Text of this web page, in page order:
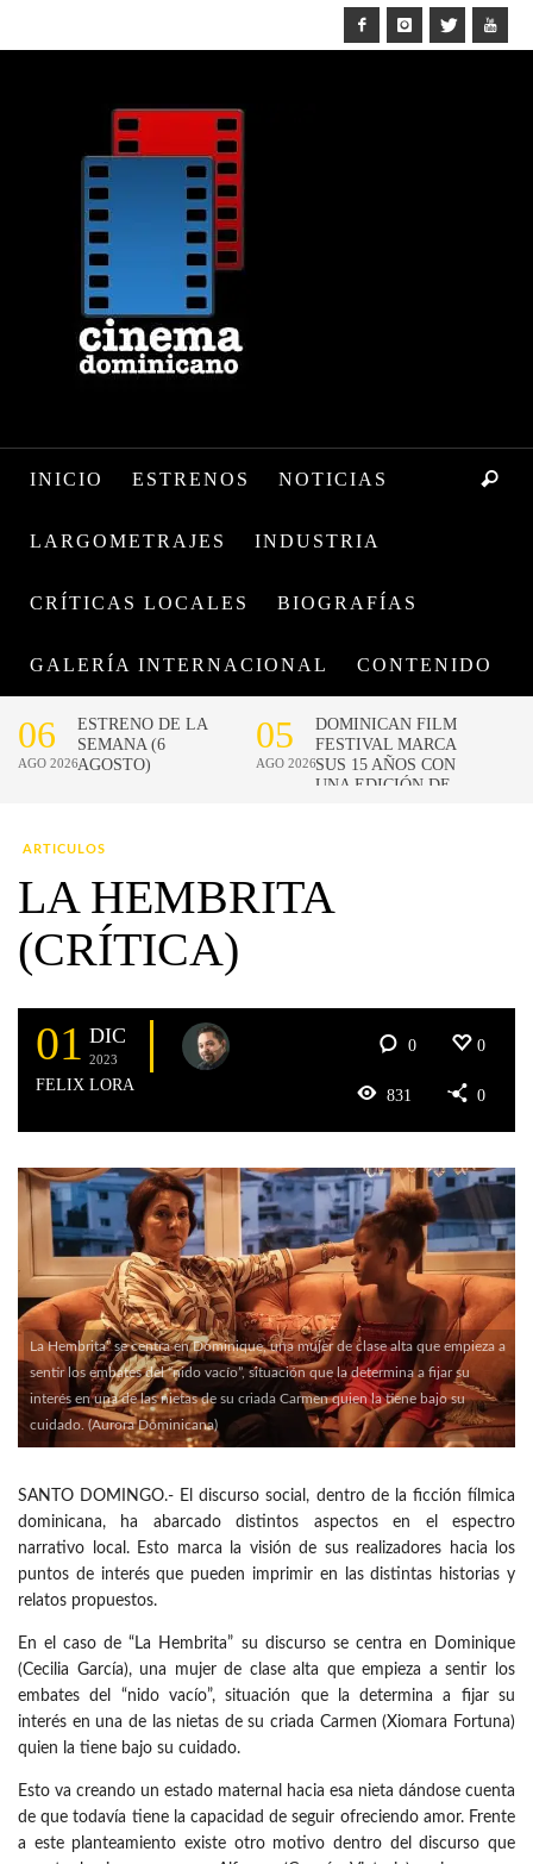
INICIO ESTRENOS NOTICIAS
LARGOMETRAJES INDUSTRIA
CRÍTICAS LOCALES BIOGRAFÍAS
GALERÍA INTERNACIONAL CONTENIDO
ARTICULOS
LA HEMBRITA
(CRÍTICA)
01 DIC
2023
FELIX LORA
0 0
831 0
La Hembrita” se centra en Dominique, una mujer de clase alta que empieza a
sentir los embates del “nido vacío”, situación que la determina a fijar su
interés en una de las nietas de su criada Carmen quien la tiene bajo su
cuidado. (Aurora Dominicana)
SANTO DOMINGO.- El discurso social, dentro de la ficción fílmica
dominicana, ha abarcado distintos aspectos en el espectro
narrativo local. Esto marca la visión de sus realizadores hacia los
puntos de interés que pueden imprimir en las distintas historias y
relatos propuestos.
En el caso de “La Hembrita” su discurso se centra en Dominique
(Cecilia García), una mujer de clase alta que empieza a sentir los
embates del “nido vacío”, situación que la determina a fijar su
interés en una de las nietas de su criada Carmen (Xiomara Fortuna)
quien la tiene bajo su cuidado.
Esto va creando un estado maternal hacia esa nieta dándose cuenta
de que todavía tiene la capacidad de seguir ofreciendo amor. Frente
a este planteamiento existe otro motivo dentro del discurso que